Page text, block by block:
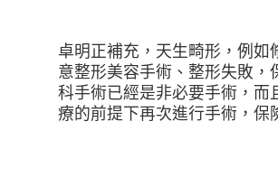
卓明正補充，天生畸形，例
意整形美容手術、整形失敗
科手術已經是非必要手術，而
療的前提下再次進行手術，保